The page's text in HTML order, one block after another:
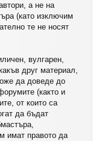
а не на
(като изключим
те не носят
вулгарен,
друг материал,
да доведе до
(както и
от които са
да бъдат
имат правото да